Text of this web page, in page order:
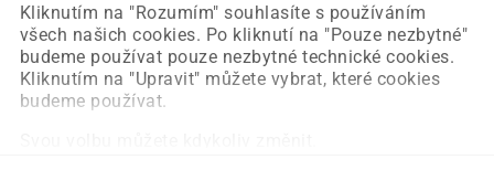
Kliknutím na "Rozumím" souhlasíte s používáním
všech našich cookies. Po kliknutí na "Pouze nezbytné"
budeme používat pouze nezbytné technické cookies.
Kliknutím na "Upravit" můžete vybrat, které cookies
budeme používat.
Obnovit stránku Úvodní strana